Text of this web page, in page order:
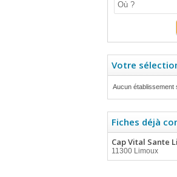
Votre
Aucun établissement
Fiches déjà
Cap Vital Sante
11300 Limoux